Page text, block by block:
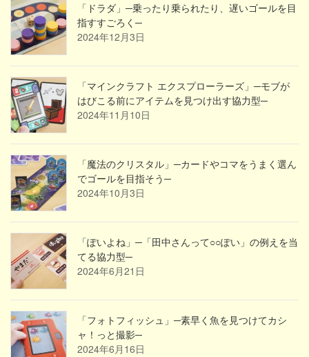
「ドラダ」─乗ったり乗られたり、遅いゴールを目
指すすごろく─
2024年12月3日
「マインクラフト エクスプローラーズ」─モブが
はびこる前にアイテムを見つけ出す協力型─
2024年11月10日
「魔法のクリスタル」─カードやコマをうまく選ん
でゴールを目指そう─
2024年10月3日
「ぽいよね」─「田中さんって○○ぽい」の例えを当
てる協力型─
2024年6月21日
「フォトフィッシュ」─素早く魚を見つけてカシ
ャ！っと撮影─
2024年6月16日